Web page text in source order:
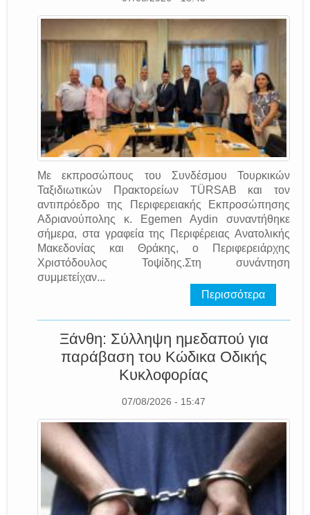
Με εκπροσώπους του Συνδέσμου Τουρκικών
Ταξιδιωτικών Πρακτορείων TÜRSAB και τον
αντιπρόεδρο της Περιφερειακής Εκπροσώπησης
Αδριανούπολης κ. Egemen Aydin συναντήθηκε
σήμερα, στα γραφεία της Περιφέρειας Ανατολικής
Μακεδονίας και Θράκης, ο Περιφερειάρχης
Χριστόδουλος Τοψίδης.Στη συνάντηση
συμμετείχαν...
Περισσότερα
Ξάνθη: Σύλληψη ημεδαπού για
παράβαση του Κώδικα Οδικής
Κυκλοφορίας
07/08/2026 - 15:47